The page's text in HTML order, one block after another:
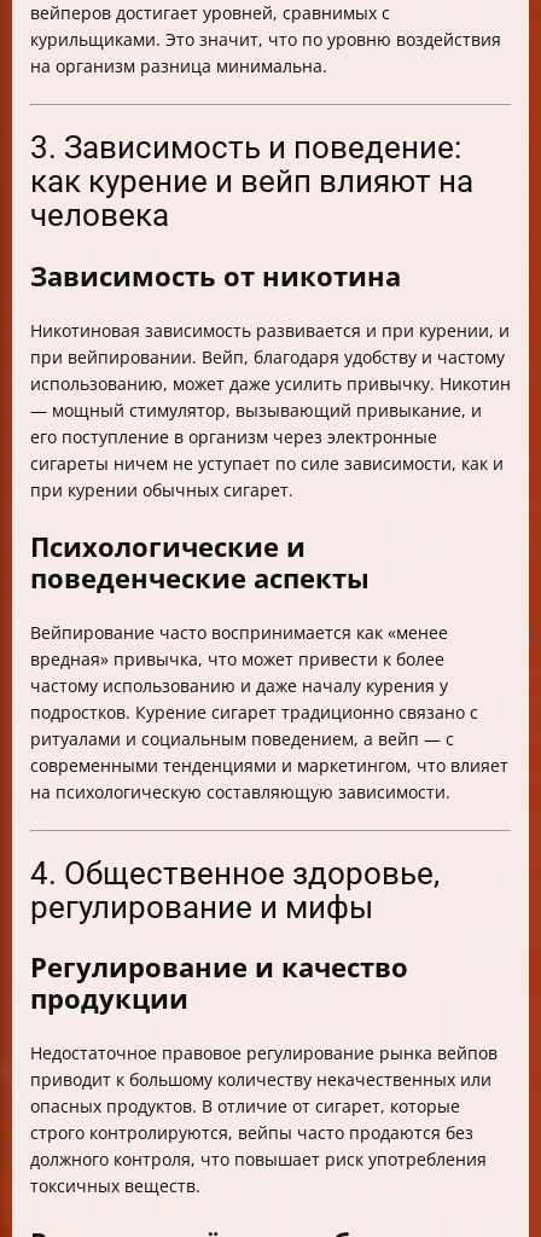
вейперов достигает уровней, сравнимых с
курильщиками. Это значит, что по уровню воздействия
на организм разница минимальна.
3. Зависимость и поведение:
как курение и вейп влияют на
человека
Зависимость от никотина
Никотиновая зависимость развивается и при курении, и
при вейпировании. Вейп, благодаря удобству и частому
использованию, может даже усилить привычку. Никотин
— мощный стимулятор, вызывающий привыкание, и
его поступление в организм через электронные
сигареты ничем не уступает по силе зависимости, как и
при курении обычных сигарет.
Психологические и
поведенческие аспекты
Вейпирование часто воспринимается как «менее
вредная» привычка, что может привести к более
частому использованию и даже началу курения у
подростков. Курение сигарет традиционно связано с
ритуалами и социальным поведением, а вейп — с
современными тенденциями и маркетингом, что влияет
на психологическую составляющую зависимости.
4. Общественное здоровье,
регулирование и мифы
Регулирование и качество
продукции
Недостаточное правовое регулирование рынка вейпов
приводит к большому количеству некачественных или
опасных продуктов. В отличие от сигарет, которые
строго контролируются, вейпы часто продаются без
должного контроля, что повышает риск употребления
токсичных веществ.